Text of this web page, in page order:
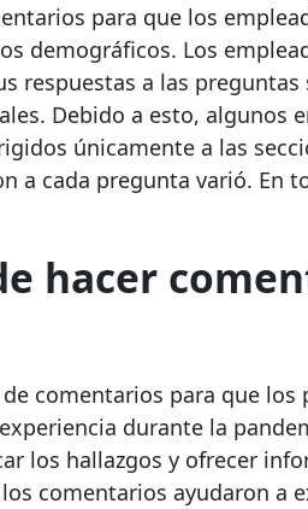
para que los
demográficos. Los
respuestas a las
Debido a esto, algunos
únicamente a las
a cada pregunta varió. En
hacer
comentarios para que
durante la
los hallazgos y ofrecer
comentarios ayudaron a